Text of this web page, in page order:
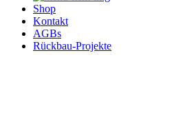
Shop
Kontakt
AGBs
Rückbau-Projekte